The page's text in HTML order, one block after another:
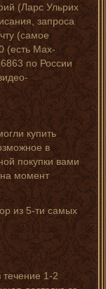
(Ларс Ульрих
запроса
(самое
(есть Мах-
по России
купить
в
покупки вами
момент
из 5-ти самых
течение 1-2